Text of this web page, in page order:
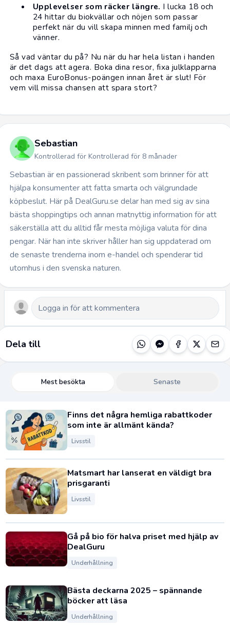
Upplevelser som räcker längre. I lucka 18 och
24 hittar du biokvällar och nöjen som passar
perfekt när du vill skapa minnen med familj och
vänner.
Så vad väntar du på? Nu när du har hela listan i handen
är det dags att agera. Boka dina resor, fixa julklapparna
och maxa EuroBonus-poängen innan året är slut! För
vem vill missa chansen att spara stort?
Sebastian
Kontrollerad för Kontrollerad för 8 månader
Sebastian är en passionerad skribent som brinner för att
hjälpa konsumenter att fatta smarta och välgrundade
köpbeslut. Här på DealGuru.se delar han med sig av sina
bästa shoppingtips och annan matnyttig information för att
säkerställa att du alltid får mesta möjliga valuta för dina
pengar. När han inte skriver håller han sig uppdaterad om
de senaste trenderna inom e-handel och spenderar tid
utomhus i den svenska naturen.
Dela till
Mest besökta Senaste
Finns det några hemliga rabattkoder
som inte är allmänt kända?
Livsstil
Matsmart har lanserat en väldigt bra
prisgaranti
Livsstil
Gå på bio för halva priset med hjälp av
DealGuru
Underhållning
Bästa deckarna 2025 – spännande
böcker att läsa
Underhållning